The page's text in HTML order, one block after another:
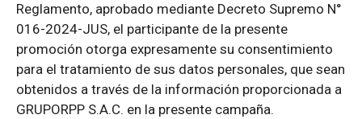
Reglamento, aprobado mediante Decreto Supremo N°
016-2024-JUS, el participante de la presente
promoción otorga expresamente su consentimiento
para el tratamiento de sus datos personales, que sean
obtenidos a través de la información proporcionada a
GRUPORPP S.A.C. en la presente campaña.